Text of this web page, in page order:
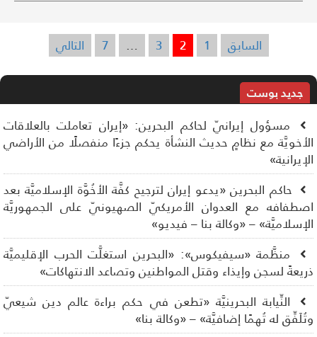
صفحات
المقالات
السابق … التالي
جديد بوست
مسؤول إيرانيّ لحاكم البحرين: «إيران تعاملت بالعلاقات
مع نظامٍ حديث النشأة يحكم جزءًا منفصلًا من الأراضي
حاكم البحرين «يدعو إيران لترجيح كفَّة الأخُوَّة الإسلاميَّة بعد
مع العدوان الأمريكيّ الصهيونيّ على الجمهوريَّة
– «وكالة بنا – فيديو»
منظَّمة «سيفيكوس»: «البحرين استغلَّت الحرب الإقليميَّة
لسجن وإيذاء وقتل المواطنين وتصاعد الانتهاكات»
النِّيابة البحرينيَّة «تطعن في حكم براءة عالم دين شيعيّ
له تُهمًا إضافيَّة» – «وكالة بنا»